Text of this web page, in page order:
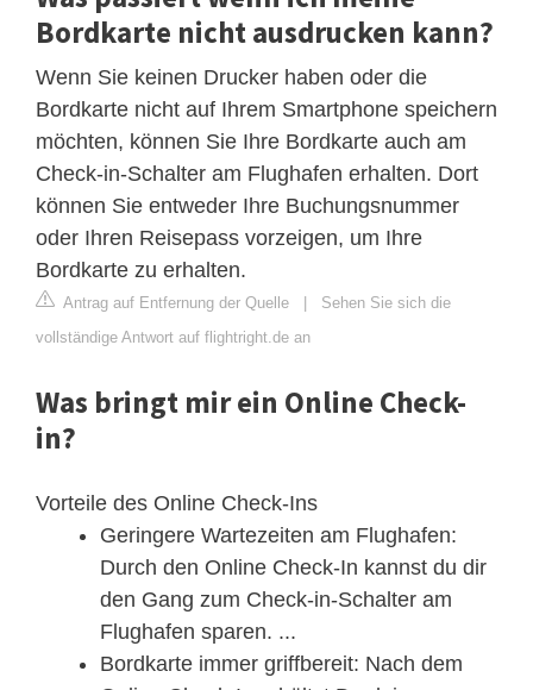
Bordkarte nicht ausdrucken kann?
Wenn Sie keinen Drucker haben oder die
Bordkarte nicht auf Ihrem Smartphone speichern
möchten, können Sie Ihre Bordkarte auch am
Check-in-Schalter am Flughafen erhalten. Dort
können Sie entweder Ihre Buchungsnummer
oder Ihren Reisepass vorzeigen, um Ihre
Bordkarte zu erhalten.
Antrag auf Entfernung der Quelle | Sehen Sie sich die
vollständige Antwort auf flightright.de an
Was bringt mir ein Online Check-
in?
Vorteile des Online Check-Ins
Geringere Wartezeiten am Flughafen:
Durch den Online Check-In kannst du dir
den Gang zum Check-in-Schalter am
Flughafen sparen. ...
Bordkarte immer griffbereit: Nach dem